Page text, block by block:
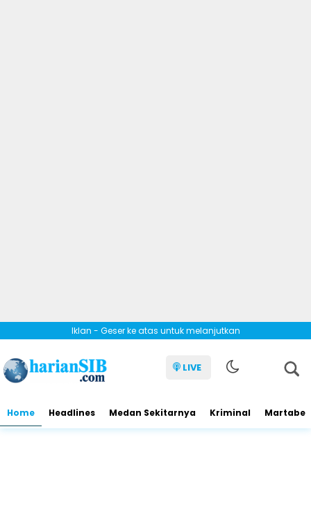
Iklan - Geser ke atas untuk melanjutkan
LIVE
Home Headlines Medan Sekitarnya Kriminal Martabe